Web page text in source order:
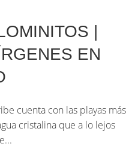
|
EN
cuenta con las playas más
cristalina que a lo lejos